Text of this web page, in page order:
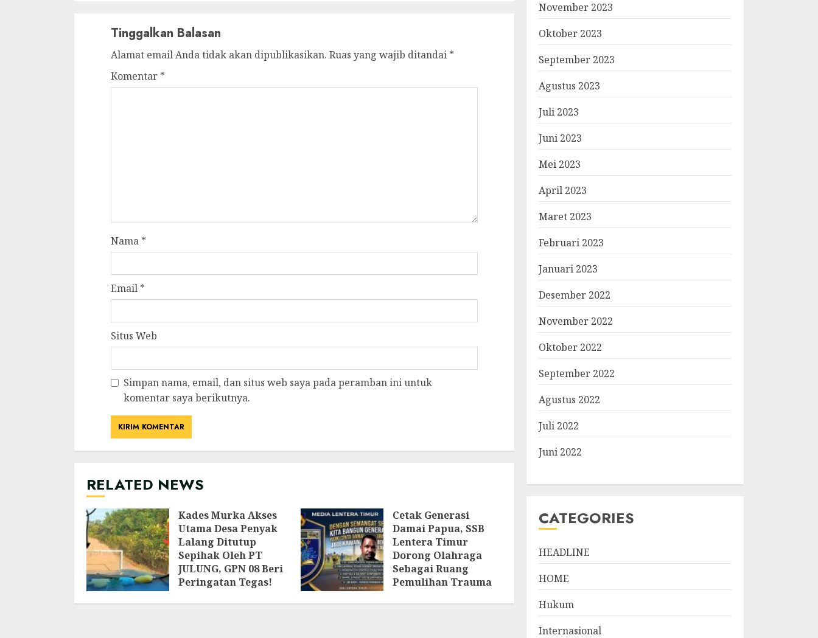
Tinggalkan Balasan
Alamat email Anda tidak akan dipublikasikan. Ruas yang wajib ditandai *
Komentar *
Nama *
Email *
Situs Web
Simpan nama, email, dan situs web saya pada peramban ini untuk
komentar saya berikutnya.
RELATED NEWS
Kades Murka Akses
Utama Desa Penyak
Lalang Ditutup
Sepihak Oleh PT
JULUNG, GPN 08 Beri
Peringatan Tegas!
Cetak Generasi
Damai Papua, SSB
Lentera Timur
Dorong Olahraga
Sebagai Ruang
Pemulihan Trauma
November 2023
Oktober 2023
September 2023
Agustus 2023
Juli 2023
Juni 2023
Mei 2023
April 2023
Maret 2023
Februari 2023
Januari 2023
Desember 2022
November 2022
Oktober 2022
September 2022
Agustus 2022
Juli 2022
Juni 2022
CATEGORIES
HEADLINE
HOME
Hukum
Internasional